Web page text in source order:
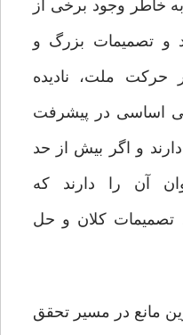
‌خاطر وجود برخی از
و تصمیمات بزرگ و
حرکت ملت، نادیده
اساسی در پیشرفت
و اگر بیش از حد
آن را دارند که
تصمیمات کلان و حل
مانع در مسیر تحقق